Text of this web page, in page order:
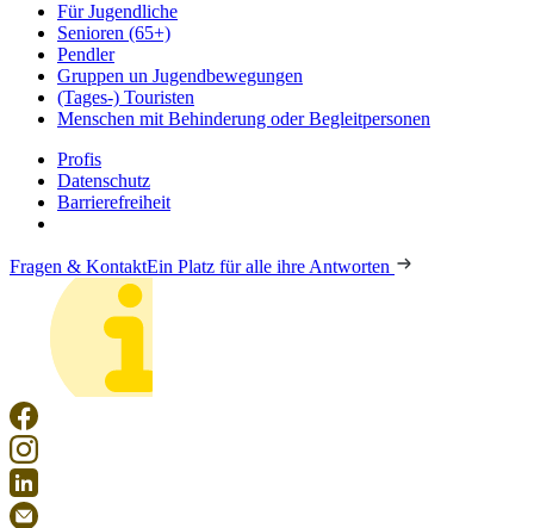
Für Jugendliche
Senioren (65+)
Pendler
Gruppen un Jugendbewegungen
(Tages-) Touristen
Menschen mit Behinderung oder Begleitpersonen
Profis
Datenschutz
Barrierefreiheit
Fragen & KontaktEin Platz für alle ihre Antworten